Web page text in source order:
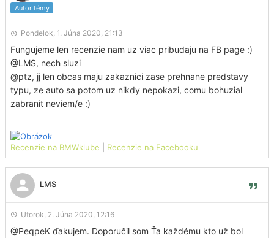
Autor témy
Pondelok, 1. Júna 2020, 21:13
Fungujeme len recenzie nam uz viac pribudaju na FB page :)
@LMS, nech sluzi
@ptz, jj len obcas maju zakaznici zase prehnane predstavy
typu, ze auto sa potom uz nikdy nepokazi, comu bohuzial
zabranit neviem/e :)
Recenzie na BMWklube Recenzie na Facebooku
LMS
Utorok, 2. Júna 2020, 12:16
@PeqpeK ďakujem. Doporučil som Ťa každému kto už bol